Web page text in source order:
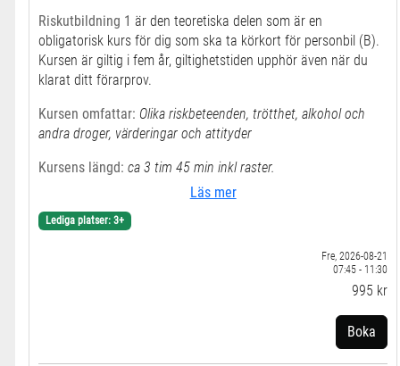
Riskutbildning 1 är den teoretiska delen som är en
obligatorisk kurs för dig som ska ta körkort för personbil (B).
Kursen är giltig i fem år, giltighetstiden upphör även när du
klarat ditt förarprov.
Kursen omfattar: Olika riskbeteenden, trötthet, alkohol och
andra droger, värderingar och attityder
Kursens längd: ca 3 tim 45 min inkl raster.
Vi bjuder på kaffe och fralla! Vid specialkost så meddela
kontoret.
För att du ska få delta och bli godkänd på kursen måste du
ha god förståelse i svenska språket, både skrift och tal.
Läs mer
Lediga platser: 3+
Fre, 2026-08-21
07:45 - 11:30
995 kr
Boka